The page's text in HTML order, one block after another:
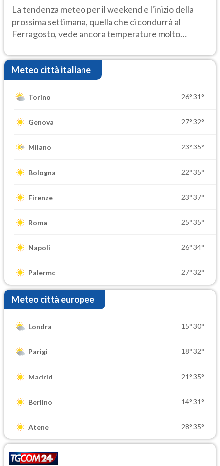
Ecco dove
La tendenza meteo per il weekend e l'inizio della
prossima settimana, quella che ci condurrà al
Ferragosto, vede ancora temperature molto
Meteo città italiane
Torino 26° 31°
Genova 27° 32°
Milano 23° 35°
Bologna 22° 35°
Firenze 23° 37°
Roma 25° 35°
Napoli 26° 34°
Palermo 27° 32°
Meteo città europee
Londra 15° 30°
Parigi 18° 32°
Madrid 21° 35°
Berlino 14° 31°
Atene 28° 35°